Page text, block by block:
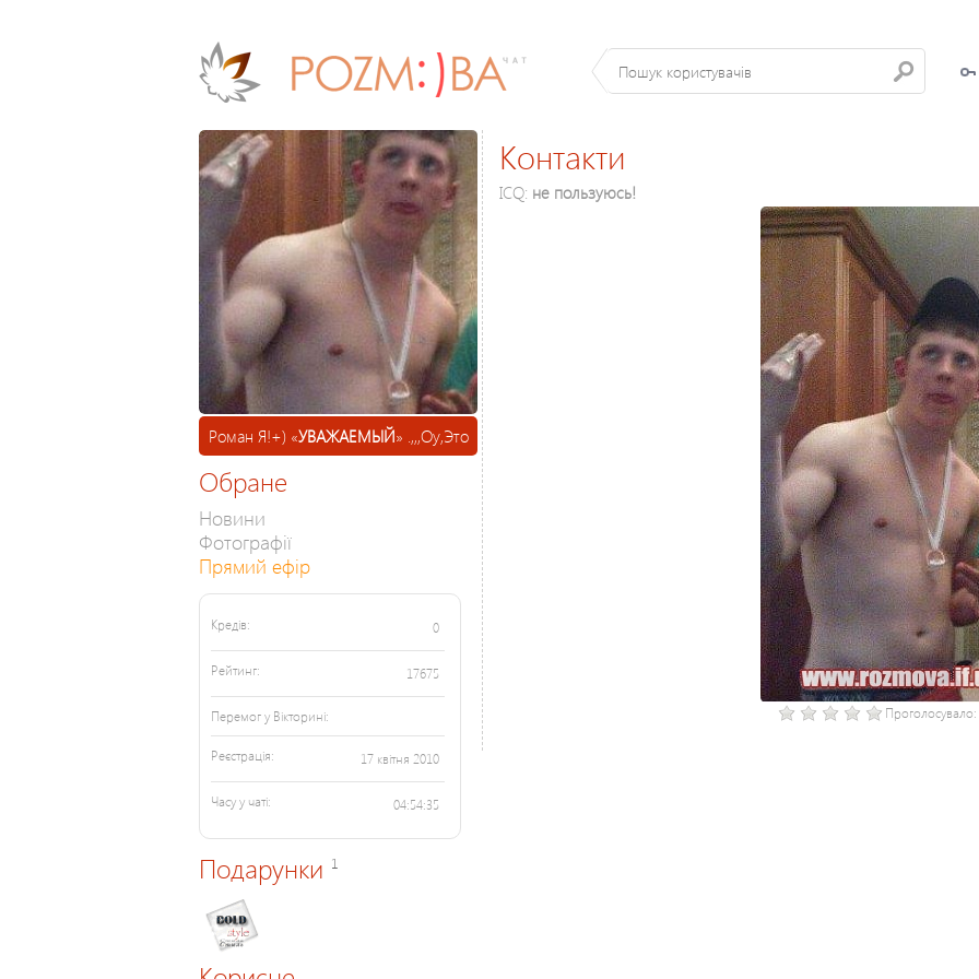
Роман Я!+) «УВАЖАЕМЫЙ» .,,,Оу,Это
Обране
Новини
Фотографії
Прямий ефір
Кредів: 0
Рейтинг: 17675
Перемог у Вікторині:
Реєстрація: 17 квітня 2010
Часу у чаті: 04:54:35
Подарунки 1
Контакти
ICQ: не пользуюсь!
Проголосувало: